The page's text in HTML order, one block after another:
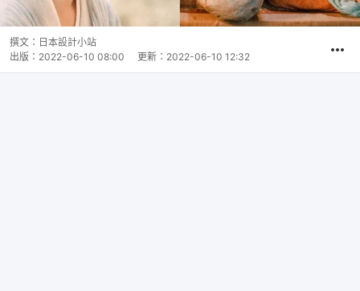
撰文： 日本設計小站
出版： 2022-06-10 08:00 更新： 2022-06-10 12:32